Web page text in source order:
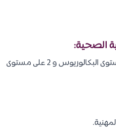
تقدم الكلية 6 تخصصات (4 على مستوى البكالوريوس و 2 على مستوى